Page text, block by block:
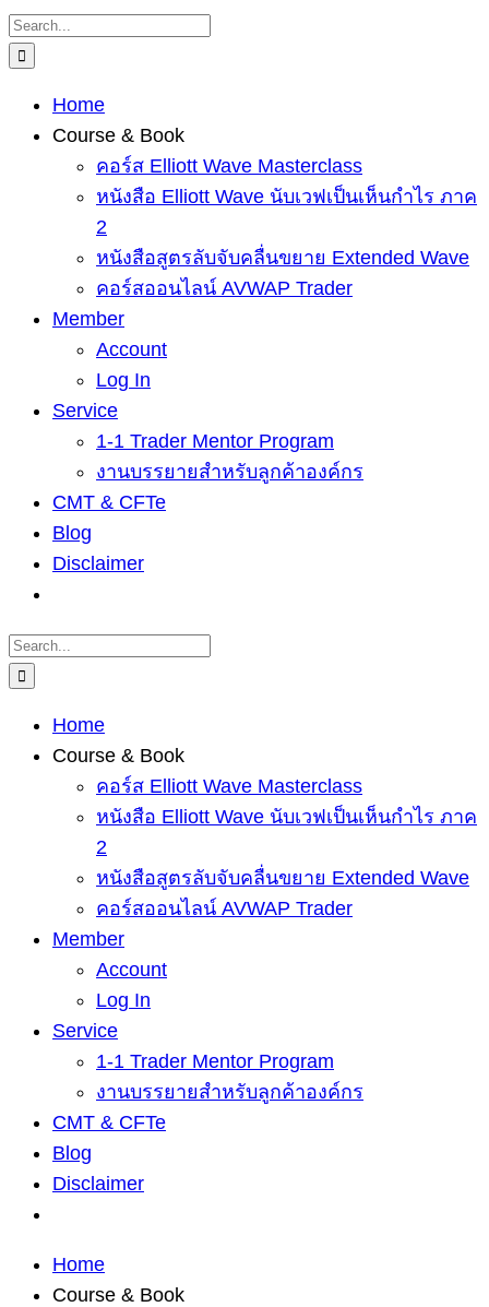
Skip
to
Search
for:
Home
Course & Book
คอร์ส Elliott Wave Masterclass
หนังสือ Elliott Wave นับเวฟเป็นเห็นกำไร ภาค
2
หนังสือสูตรลับจับคลื่นขยาย Extended Wave
คอร์สออนไลน์ AVWAP Trader
Member
Account
Log In
Service
1-1 Trader Mentor Program
งานบรรยายสำหรับลูกค้าองค์กร
CMT & CFTe
Blog
Disclaimer
Search
for:
Home
Course & Book
คอร์ส Elliott Wave Masterclass
หนังสือ Elliott Wave นับเวฟเป็นเห็นกำไร ภาค
2
หนังสือสูตรลับจับคลื่นขยาย Extended Wave
คอร์สออนไลน์ AVWAP Trader
Member
Account
Log In
Service
1-1 Trader Mentor Program
งานบรรยายสำหรับลูกค้าองค์กร
CMT & CFTe
Blog
Disclaimer
Home
Course & Book